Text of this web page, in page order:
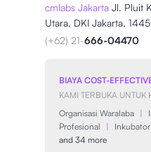
cmlabs Jakarta Jl. Pluit
Utara, DKI Jakarta,
(+62) 21-666-04470
BIAYA COST-
KAMI TERBUKA
Organisasi Waralaba |
Profesional
|
and 34 more